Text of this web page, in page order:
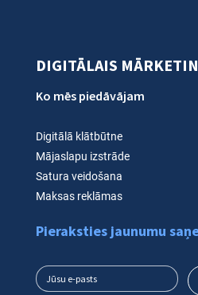
DIGITĀLAIS
Ko mēs piedāvājam
Digitālā klātbūtne
Mājaslapu izstrāde
Satura veidošana
Maksas reklāmas
Pieraksties jaunumu